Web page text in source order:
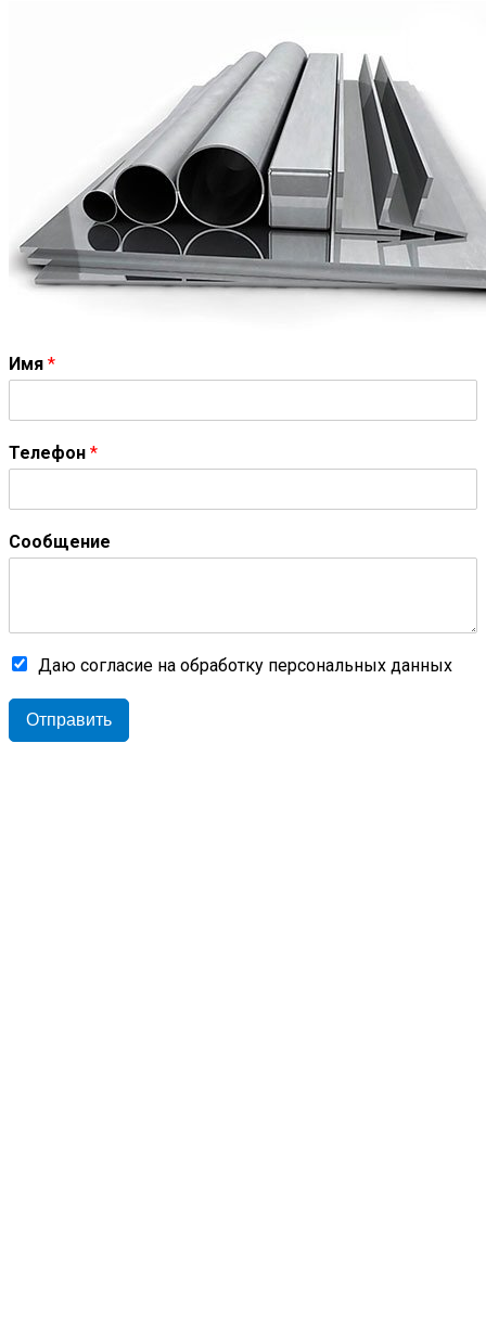
Имя *
Телефон *
Сообщение
Даю согласие на обработку персональных данных
Отправить